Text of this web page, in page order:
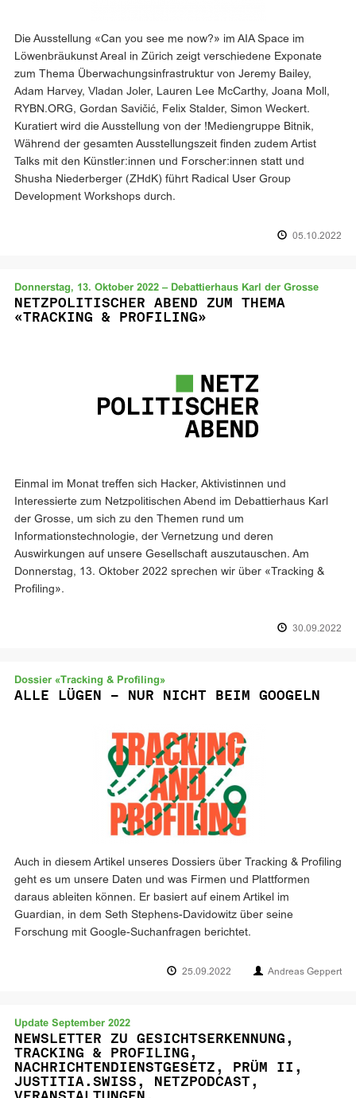
Die Ausstellung «Can you see me now?» im AIA Space im
Löwenbräukunst Areal in Zürich zeigt verschiedene Exponate
zum Thema Überwachungsinfrastruktur von Jeremy Bailey,
Adam Harvey, Vladan Joler, Lauren Lee McCarthy, Joana Moll,
RYBN.ORG, Gordan Savičić, Felix Stalder, Simon Weckert.
Kuratiert wird die Ausstellung von der !Mediengruppe Bitnik,
Während der gesamten Ausstellungszeit finden zudem Artist
Talks mit den Künstler:innen und Forscher:innen statt und
Shusha Niederberger (ZHdK) führt Radical User Group
Development Workshops durch.
05.10.2022
Donnerstag, 13. Oktober 2022 – Debattierhaus Karl der Grosse
NETZPOLITISCHER ABEND ZUM THEMA
«TRACKING & PROFILING»
Einmal im Monat treffen sich Hacker, Aktivistinnen und
Interessierte zum Netzpolitischen Abend im Debattierhaus Karl
der Grosse, um sich zu den Themen rund um
Informationstechnologie, der Vernetzung und deren
Auswirkungen auf unsere Gesellschaft auszutauschen. Am
Donnerstag, 13. Oktober 2022 sprechen wir über «Tracking &
Profiling».
30.09.2022
Dossier «Tracking & Profiling»
ALLE LÜGEN – NUR NICHT BEIM GOOGELN
Auch in diesem Artikel unseres Dossiers über Tracking & Profiling
geht es um unsere Daten und was Firmen und Plattformen
daraus ableiten können. Er basiert auf einem Artikel im
Guardian, in dem Seth Stephens-Davidowitz über seine
Forschung mit Google-Suchanfragen berichtet.
25.09.2022 Andreas Geppert
Update September 2022
NEWSLETTER ZU GESICHTSERKENNUNG,
TRACKING & PROFILING,
NACHRICHTENDIENSTGESETZ, PRÜM II,
JUSTITIA.SWISS, NETZPODCAST,